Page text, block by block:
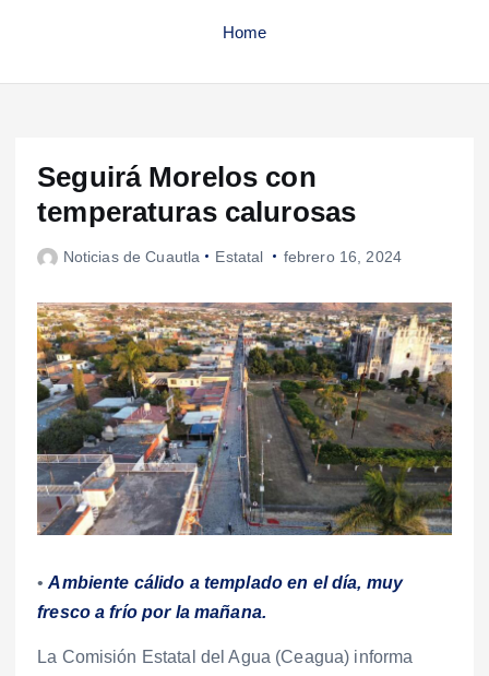
Home
Seguirá Morelos con
temperaturas calurosas
Noticias de Cuautla Estatal febrero 16, 2024
•Ambiente cálido a templado en el día, muy
fresco a frío por la mañana.
La Comisión Estatal del Agua (Ceagua) informa